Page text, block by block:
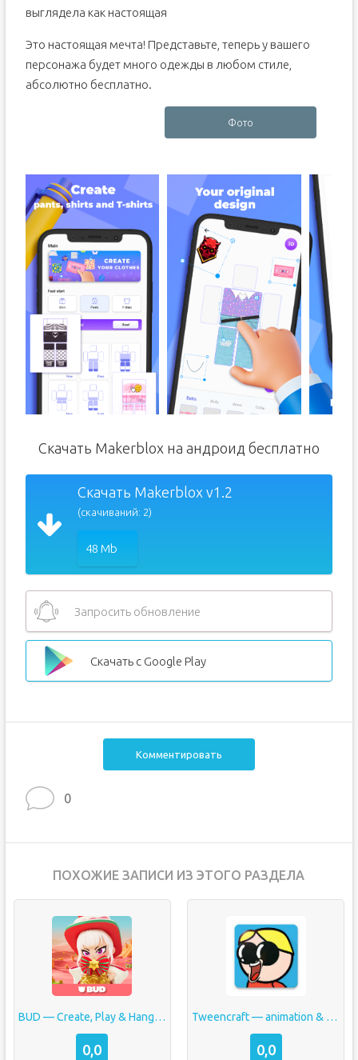
выглядела как настоящая
Это настоящая мечта! Представьте, теперь у вашего
персонажа будет много одежды в любом стиле,
абсолютно бесплатно.
Фото
Скачать Makerblox на андроид бесплатно
Скачать Makerblox v1.2
(скачиваний: 2)
48 Mb
Запросить обновление
Скачать с Google Play
Комментировать
0
ПОХОЖИЕ ЗАПИСИ ИЗ ЭТОГО РАЗДЕЛА
BUD — Create, Play & Hangout
0,0
Tweencraft — animation & comics
0,0